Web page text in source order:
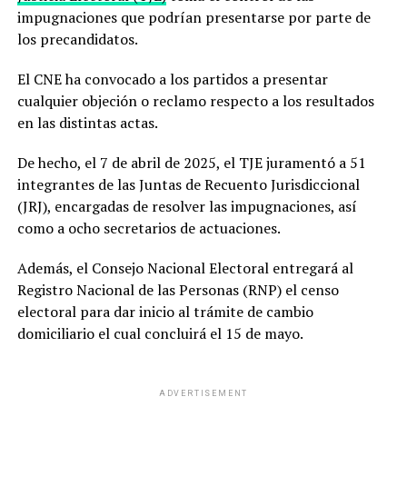
impugnaciones que podrían presentarse por parte de
los precandidatos.
El CNE ha convocado a los partidos a presentar
cualquier objeción o reclamo respecto a los resultados
en las distintas actas.
De hecho, el 7 de abril de 2025, el TJE juramentó a 51
integrantes de las Juntas de Recuento Jurisdiccional
(JRJ), encargadas de resolver las impugnaciones, así
como a ocho secretarios de actuaciones.
Además, el Consejo Nacional Electoral entregará al
Registro Nacional de las Personas (RNP) el censo
electoral para dar inicio al trámite de cambio
domiciliario el cual concluirá el 15 de mayo.
ADVERTISEMENT